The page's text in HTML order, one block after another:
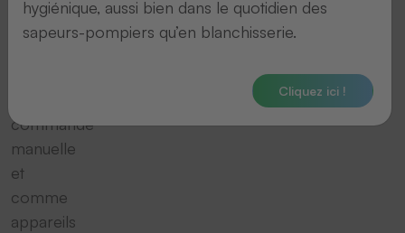
comme
commande
manuelle
et
comme
appareils
hygiénique, aussi bien dans le quotidien des
sapeurs-pompiers qu’en blanchisserie.
Cliquez ici !